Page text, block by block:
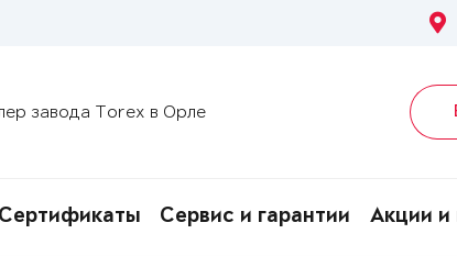
завода Torex в Орле
Сертификаты Сервис и гарантии Акции и